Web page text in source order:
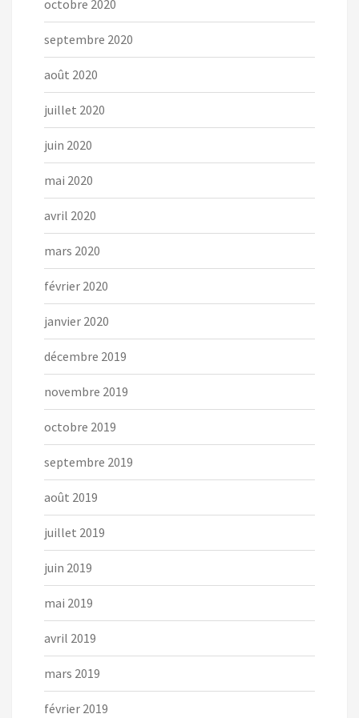
octobre 2020
septembre 2020
août 2020
juillet 2020
juin 2020
mai 2020
avril 2020
mars 2020
février 2020
janvier 2020
décembre 2019
novembre 2019
octobre 2019
septembre 2019
août 2019
juillet 2019
juin 2019
mai 2019
avril 2019
mars 2019
février 2019